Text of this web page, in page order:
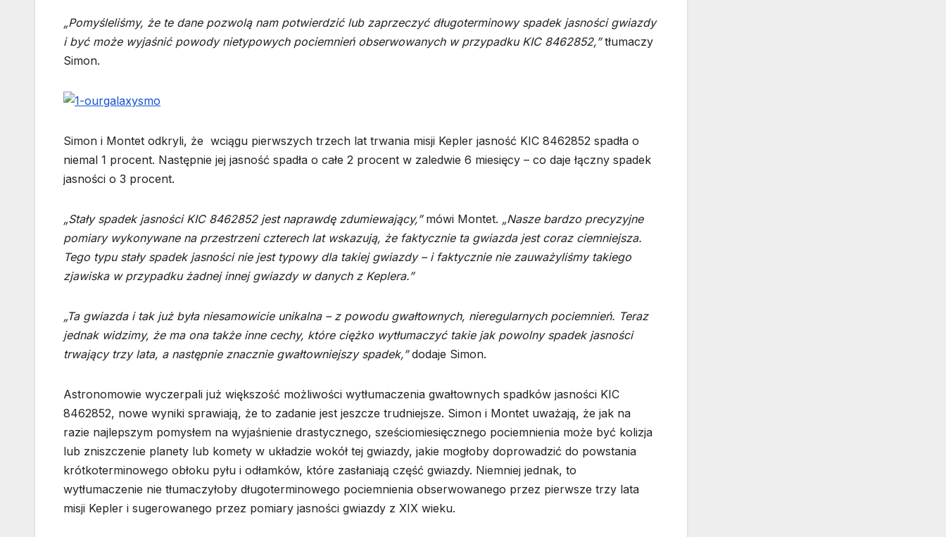
„Pomyśleliśmy, że te dane pozwolą nam potwierdzić lub zaprzeczyć długoterminowy spadek jasności gwiazdy
i być może wyjaśnić powody nietypowych pociemnień obserwowanych w przypadku KIC 8462852,”tłumaczy
Simon.
Simon i Montet odkryli, że wciągu pierwszych trzech lat trwania misji Kepler jasność KIC 8462852 spadła o
niemal 1 procent. Następnie jej jasność spadła o całe 2 procent w zaledwie 6 miesięcy – co daje łączny spadek
jasności o 3 procent.
„Stały spadek jasności KIC 8462852 jest naprawdę zdumiewający,”mówi Montet. „Nasze bardzo precyzyjne
pomiary wykonywane na przestrzeni czterech lat wskazują, że faktycznie ta gwiazda jest coraz ciemniejsza.
Tego typu stały spadek jasności nie jest typowy dla takiej gwiazdy – i faktycznie nie zauważyliśmy takiego
zjawiska w przypadku żadnej innej gwiazdy w danych z Keplera.”
„Ta gwiazda i tak już była niesamowicie unikalna – z powodu gwałtownych, nieregularnych pociemnień. Teraz
jednak widzimy, że ma ona także inne cechy, które ciężko wytłumaczyć takie jak powolny spadek jasności
trwający trzy lata, a następnie znacznie gwałtowniejszy spadek,”dodaje Simon.
Astronomowie wyczerpali już większość możliwości wytłumaczenia gwałtownych spadków jasności KIC
8462852, nowe wyniki sprawiają, że to zadanie jest jeszcze trudniejsze. Simon i Montet uważają, że jak na
razie najlepszym pomysłem na wyjaśnienie drastycznego, sześciomiesięcznego pociemnienia może być kolizja
lub zniszczenie planety lub komety w układzie wokół tej gwiazdy, jakie mogłoby doprowadzić do powstania
krótkoterminowego obłoku pyłu i odłamków, które zasłaniają część gwiazdy. Niemniej jednak, to
wytłumaczenie nie tłumaczyłoby długoterminowego pociemnienia obserwowanego przez pierwsze trzy lata
misji Kepler i sugerowanego przez pomiary jasności gwiazdy z XIX wieku.